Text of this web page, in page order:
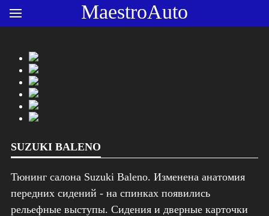
MaestroAuto
SUZUKI BALENO
Тюнинг салона Suzuki Baleno. Изменена анатомия
передних сидений - на спинках появились
рельефные выступы. Сидения и дверные карточки